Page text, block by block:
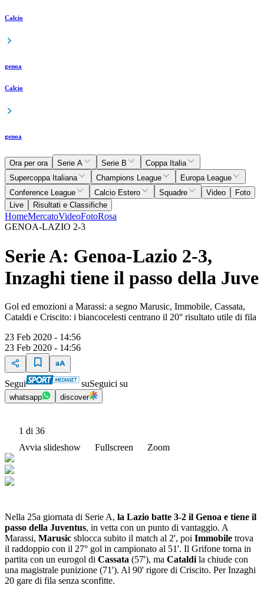
Calcio
genoa
Calcio
genoa
Ora per ora Serie A Serie B
Coppa Italia
Supercoppa Italiana
Champions League
Europa League
Conference League
Calcio Estero Squadre Video
Foto
Live
Risultati e Classifiche
HomeMercatoVideoFotoRosa
GENOA-LAZIO 2-3
Serie A: Genoa-Lazio 2-3,
Inzaghi tiene il passo della Juve
Gol ed emozioni a Marassi: a segno Marusic, Immobile, Cassata,
Cataldi e Criscito: i biancocelesti centrano il 20° risultato utile di fila
23 Feb 2020 - 14:56
23 Feb 2020 - 14:56
Segui suSeguici su
whatsapp discover
1 di 36
Avvia slideshow
Fullscreen Zoom
Nella 25a giornata di Serie A, la Lazio batte 3-2 il Genoa e tiene il
passo della Juventus, in vetta con un punto di vantaggio. A
Marassi, Marusic sblocca subito il match al 2', poi Immobile trova
il raddoppio con il 27° gol in campionato al 51'. Il Grifone torna in
partita con un eurogol di Cassata (57'), ma Cataldi la chiude con
una magistrale punizione (71'). Al 90' rigore di Criscito. Per Inzaghi
20 gare di fila senza sconfitte.